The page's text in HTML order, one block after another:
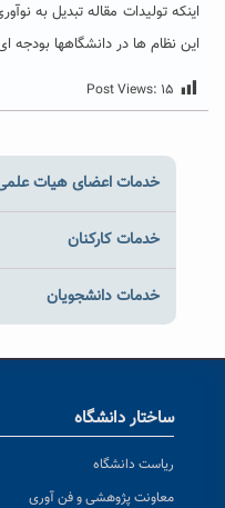
اینکه تولیدات مقاله تبدیل به
این نظام ها در دانشگاهها
Post Views: ۱۵
خدمات اعضای هیات
خدمات کارکنان
خدمات دانشجویان
ساختار دانشگاه
ریاست دانشگاه
معاونت پژوهشی و فن آوری